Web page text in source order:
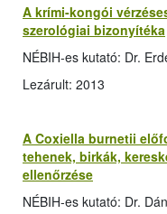
A krími-kongói
szerológiai bizonyítéka
NÉBIH-es kutató: Dr.
Lezárult: 2013
A Coxiella burnetii
tehenek, birkák,
ellenőrzése
NÉBIH-es kutató: Dr.